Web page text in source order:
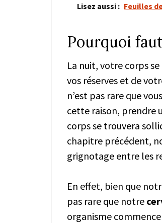
Lisez aussi : Feuilles
Pourquoi
La nuit, votre corps
vos réserves et de
n’est pas rare que
cette raison, prendre
corps se trouvera
chapitre précédent,
grignotage entre les
En effet, bien que
pas rare que notre
organisme